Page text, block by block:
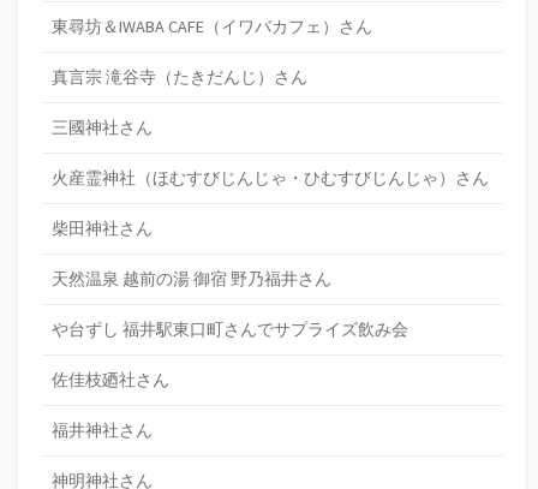
東尋坊＆IWABA CAFE（イワバカフェ）さん
真言宗 滝谷寺（たきだんじ）さん
三國神社さん
火産霊神社（ほむすびじんじゃ・ひむすびじんじゃ）さん
柴田神社さん
天然温泉 越前の湯 御宿 野乃福井さん
や台ずし 福井駅東口町さんでサプライズ飲み会
佐佳枝廼社さん
福井神社さん
神明神社さん